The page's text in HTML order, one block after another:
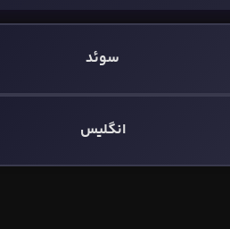
سوئد
انگلیس